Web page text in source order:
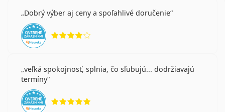
Dobrý výber aj ceny a spoľahlivé doručenie
veľká spokojnosť, splnia, čo sľubujú... dodržiavajú
termíny